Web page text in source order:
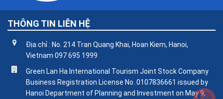
THÔNG TIN LIÊN HỆ
Địa chỉ : No. 214 Tran Quang Khai, Hoan Kiem, Hanoi,
Vietnam 097 695 1999
Green Lan Ha International Tourism Joint Stock Company
Business Registration License No. 0107836661 issued by
Hanoi Department of Planning and Investment on May 9,